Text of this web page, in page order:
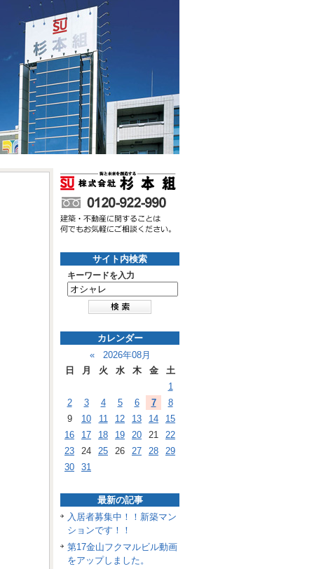
サイト内検索
キーワードを入力
カレンダー
«
2026年08月
日
月 火 水 木 金
土
1
2
3 4 5 6 7
8
9
10 11 12 13 14
15
16
17 18 19 20 21
22
23
24 25 26 27 28
29
30
31
最新の記事
入居者募集中！！新築マン
ションです！！
第17金山フクマルビル動画
をアップしました。